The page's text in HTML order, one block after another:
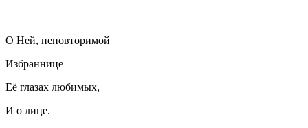
О Ней, неповторимой
Избраннице
Её глазах любимых,
И о лице.